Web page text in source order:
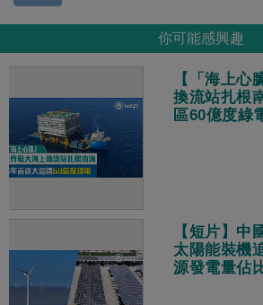
你可能感興趣
【「海上心
換流站扎根
區60億度綠
【短片】中
太陽能裝機
源發電量佔